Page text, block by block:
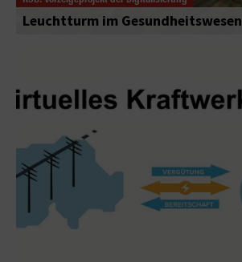
Leuchtturm im Gesundheitswesen